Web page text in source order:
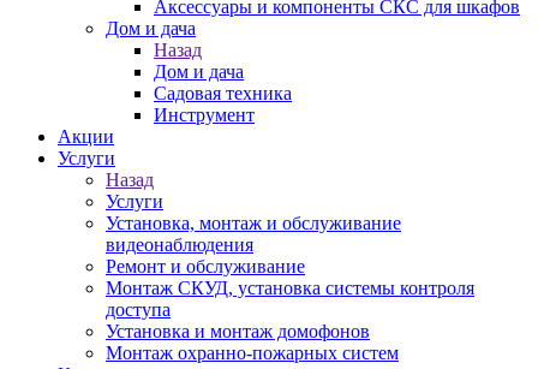
Аксессуары и компоненты СКС для шкафов
Дом и дача
Назад
Дом и дача
Садовая техника
Инструмент
Акции
Услуги
Назад
Услуги
Установка, монтаж и обслуживание
видеонаблюдения
Ремонт и обслуживание
Монтаж СКУД, установка системы контроля
доступа
Установка и монтаж домофонов
Монтаж охранно-пожарных систем